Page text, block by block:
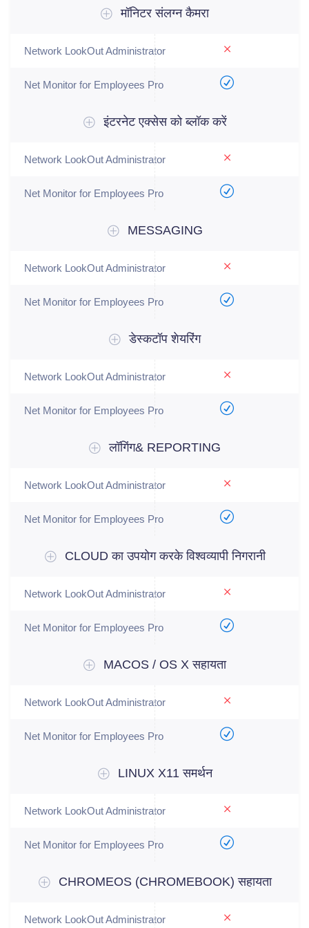
मॉनिटर संलग्न कैमरा
इंटरनेट एक्सेस को ब्लॉक करें
MESSAGING
डेस्कटॉप शेयरिंग
लॉगिंग& REPORTING
CLOUD का उपयोग करके विश्वव्यापी निगरानी
MACOS / OS X सहायता
LINUX X11 समर्थन
CHROMEOS (CHROMEBOOK) सहायता